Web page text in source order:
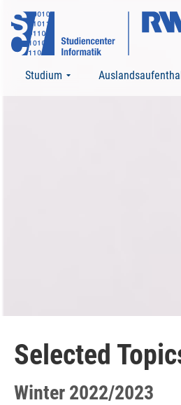
Studium
Selected
Winter 2022/2023